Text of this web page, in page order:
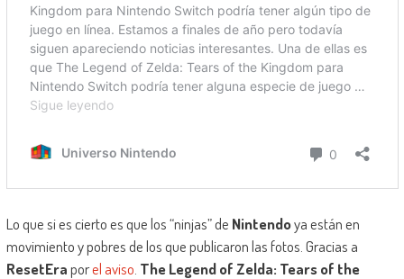
Lo que si es cierto es que los “ninjas” de Nintendoya están en
movimiento y pobres de los que publicaron las fotos. Gracias a
ResetEraporel aviso The Legend of Zelda: Tears of the